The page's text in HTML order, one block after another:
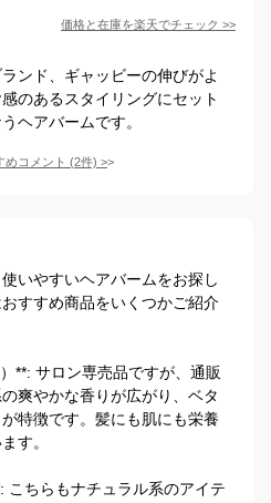
価格と在庫を楽天でチェック >>
ンド、ギャッビーの伸びがよ
のあるスタイリングにセット
ヘアバームです。
めコメント (2件) >
いやすいヘアバームをお探し
すすめ商品をいくつかご紹介
**: サロン専売品ですが、通販
爽やかな香りが広がり、ベタ
特徴です。髪にも肌にも栄養
す。
こちらもナチュラル系のアイテ